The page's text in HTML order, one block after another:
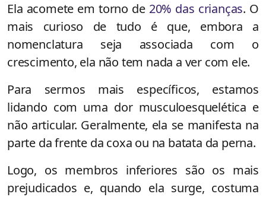
Ela acomete em torno de 20% das crianças. O
mais curioso de tudo é que, embora a
nomenclatura seja associada com o
crescimento, ela não tem nada a ver com ele.
Para sermos mais específicos, estamos
lidando com uma dor musculoesquelética e
não articular. Geralmente, ela se manifesta na
parte da frente da coxa ou na batata da perna.
Logo, os membros inferiores são os mais
prejudicados e, quando ela surge, costuma